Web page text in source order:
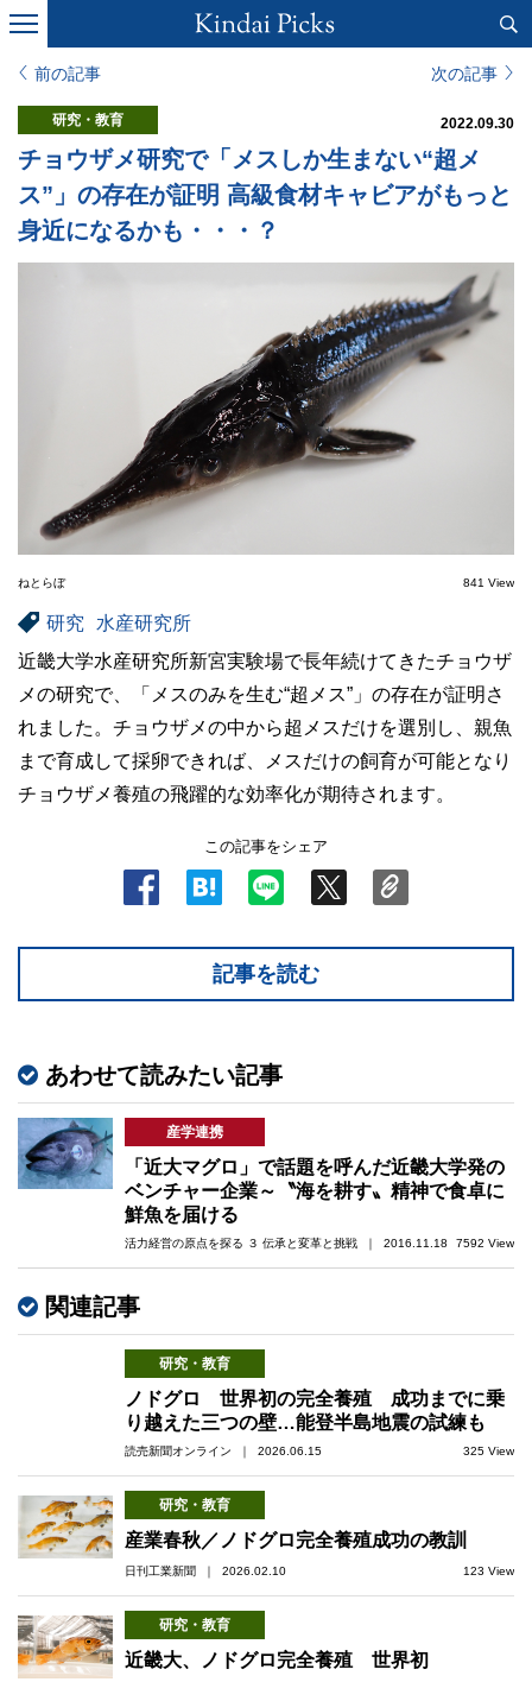
前の記事 次の記事
研究・教育 2022.09.30
チョウザメ研究で「メスしか生まない“超メ
ス”」の存在が証明 高級食材キャビアがもっと
身近になるかも・・・？
ねとらぼ 841 View
研究
水産研究所
近畿大学水産研究所新宮実験場で長年続けてきたチョウザ
メの研究で、「メスのみを生む“超メス”」の存在が証明さ
れました。チョウザメの中から超メスだけを選別し、親魚
まで育成して採卵できれば、メスだけの飼育が可能となり
チョウザメ養殖の飛躍的な効率化が期待されます。
この記事をシェア
記事を読む
あわせて読みたい記事
産学連携
「近大マグロ」で話題を呼んだ近畿大学発の
ベンチャー企業～〝海を耕す〟精神で食卓に
鮮魚を届ける
活力経営の原点を探る ３ 伝承と変革と挑戦 ｜ 2016.11.18 7592 View
関連記事
研究・教育
ノドグロ 世界初の完全養殖 成功までに乗
り越えた三つの壁…能登半島地震の試練も
読売新聞オンライン ｜ 2026.06.15 325 View
研究・教育
産業春秋／ノドグロ完全養殖成功の教訓
日刊工業新聞 ｜ 2026.02.10 123 View
研究・教育
近畿大、ノドグロ完全養殖 世界初